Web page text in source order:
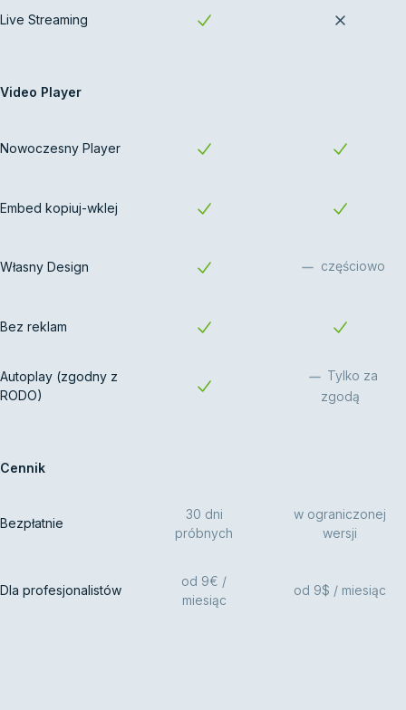
Live Streaming
Video Player
Nowoczesny Player
Embed kopiuj-wklej
Własny Design częściowo
Bez reklam
Autoplay (zgodny z
RODO)
Tylko za
zgodą
Cennik
Bezpłatnie
30 dni
próbnych
w ograniczonej
wersji
Dla profesjonalistów
od 9€ /
miesiąc
od 9$ / miesiąc